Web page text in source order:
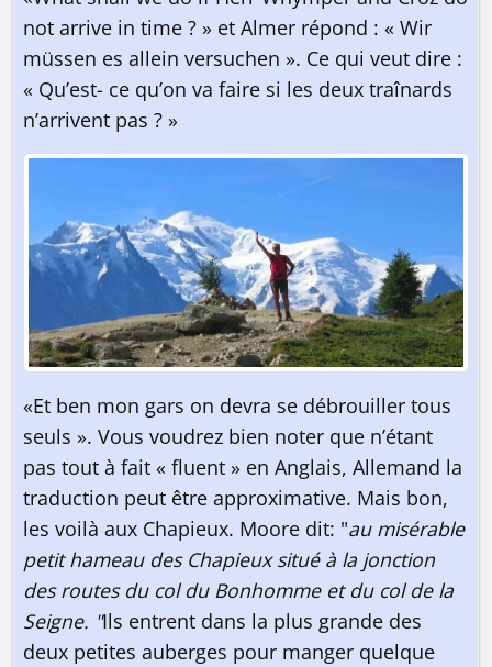
not arrive in time ? » et Almer répond : « Wir
müssen es allein versuchen ». Ce qui veut dire :
« Qu’est- ce qu’on va faire si les deux traînards
n’arrivent pas ? »
«Et ben mon gars on devra se débrouiller tous
seuls ». Vous voudrez bien noter que n’étant
pas tout à fait « fluent » en Anglais, Allemand la
traduction peut être approximative. Mais bon,
les voilà aux Chapieux. Moore dit: "au misérable
petit hameau des Chapieux situé à la jonction
des routes du col du Bonhomme et du col de la
Seigne. "Ils entrent dans la plus grande des
deux petites auberges pour manger quelque